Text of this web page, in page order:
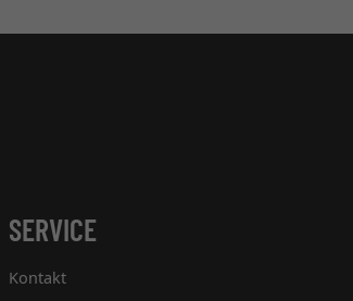
SERVICE
Kontakt